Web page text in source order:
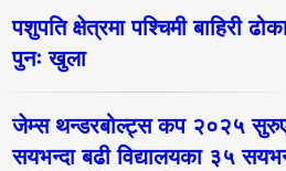
पशुपति क्षेत्रमा पश्चिमी बाहिरी
पुनः खुला
जेम्स थन्डरबोल्ट्स कप २०२५
सयभन्दा बढी विद्यालयका ३५